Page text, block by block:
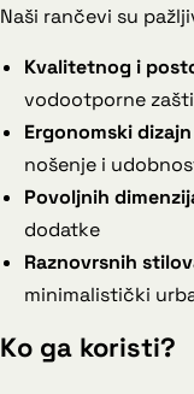
Naši rančevi su
Kvalitetnog i
vodootporne
Ergonomski dizajn
nošenje i
Povoljnih
dodatke
Raznovrsnih
minimalistički
Ko ga koristi?